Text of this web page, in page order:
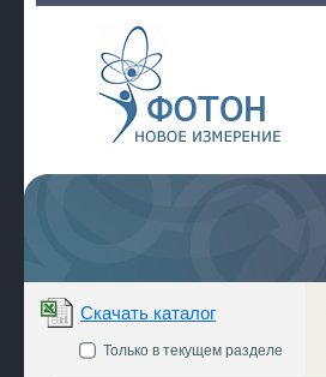
Фотон
Скачать каталог
Только в текущем разделе